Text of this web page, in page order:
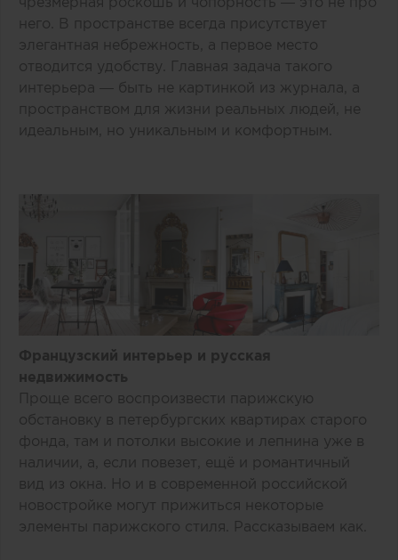
него. В пространстве всегда присутствует
элегантная небрежность, а первое место
отводится удобству. Главная задача такого
интерьера — быть не картинкой из журнала, а
пространством для жизни реальных людей, не
идеальным, но уникальным и комфортным.
Французский интерьер и русская
недвижимость
Проще всего воспроизвести парижскую
обстановку в петербургских квартирах старого
фонда, там и потолки высокие и лепнина уже в
наличии, а, если повезет, ещё и романтичный
вид из окна. Но и в современной российской
новостройке могут прижиться некоторые
элементы парижского стиля. Рассказываем как.